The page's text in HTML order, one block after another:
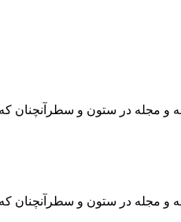
و مجله در ستون و سطرآنچنان
و مجله در ستون و سطرآنچنان